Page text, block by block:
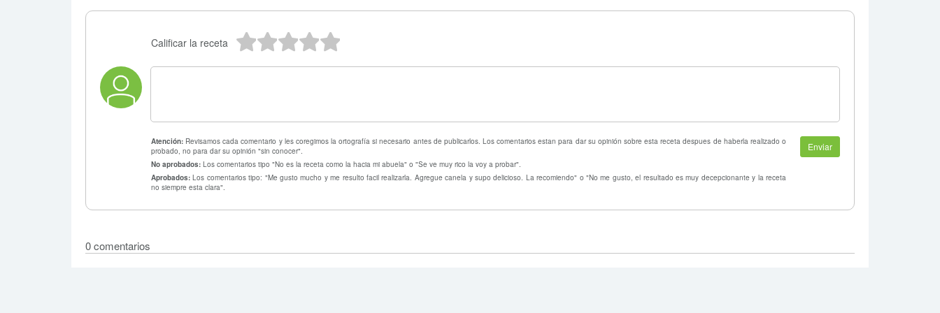
Calificar la receta 2 estrellas
3 estrellas
4 estrellas
5 estrellas
Atención: Revisamos cada comentario y les coregimos la ortografía si necesario antes de publicarlos. Los comentarios estan para dar su opinión sobre esta receta despues de haberla realizado o
probado, no para dar su opinión "sin conocer".
No aprobados: Los comentarios tipo "No es la receta como la hacia mi abuela" o "Se ve muy rico la voy a probar".
Aprobados:Los comentarios tipo: "Me gusto mucho y me resulto facil realizarla. Agregue canela y supo delicioso. La recomiendo" o "No me gusto, el resultado es muy decepcionante y la receta
no siempre esta clara".
0 comentarios